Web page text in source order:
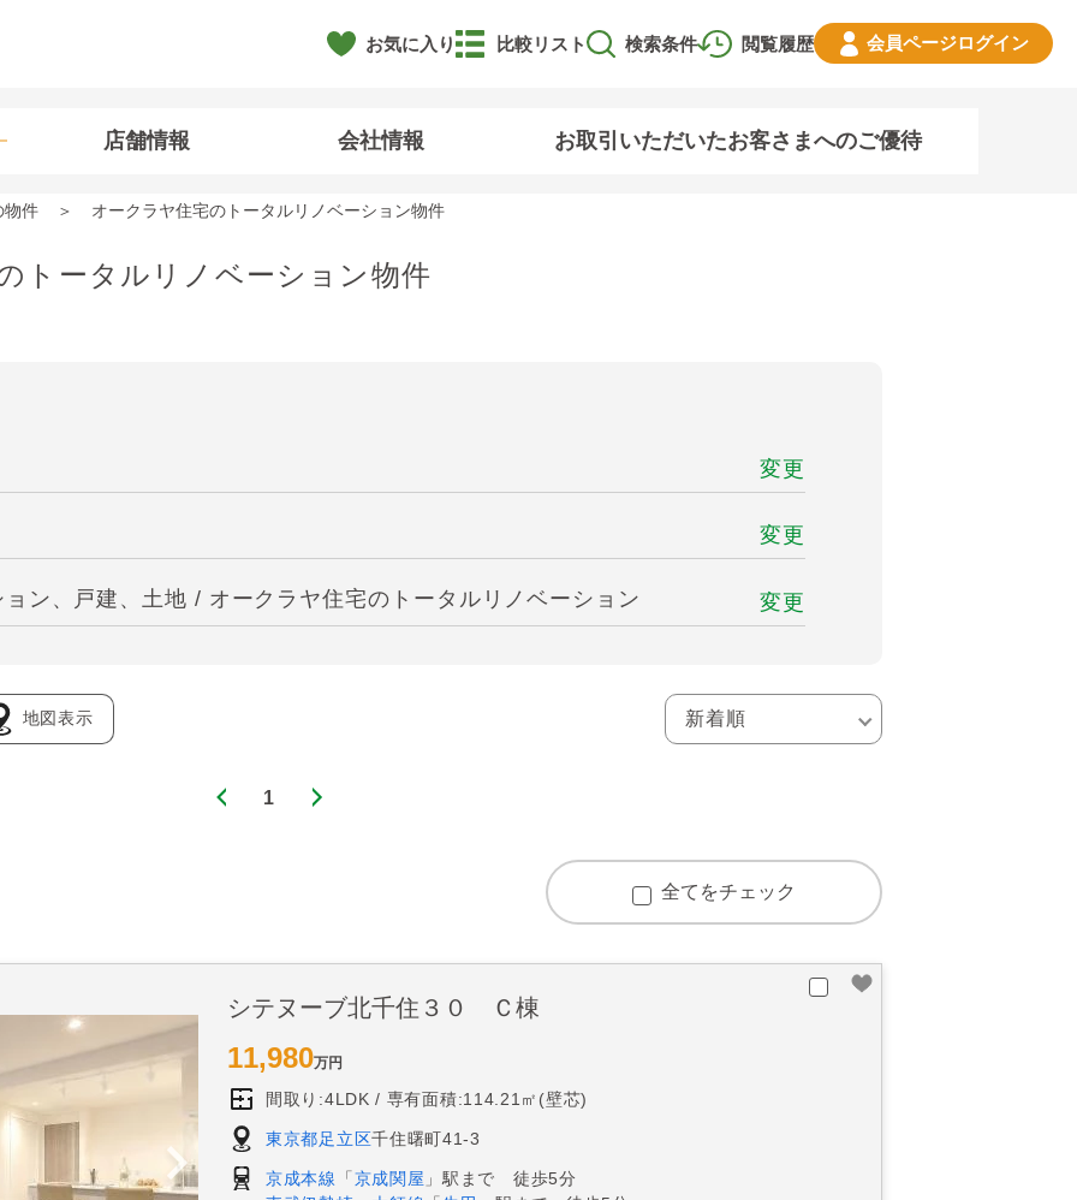
お気に入り 閲覧履歴
比較リスト 検索条件 会員ページログイン
店舗情報 会社情報 お取引いただいたお客さまへのご優待
物件 オークラヤ住宅のトータルリノベーション物件
トータルリノベーション物件
変更
変更
ン、戸建、土地 / オークラヤ住宅のトータルリノベーション 変更
地図表示
1
全てをチェック
シテヌーブ北千住３０ Ｃ棟
11,980万円
間取り:4LDK 専有面積:114.21㎡(壁芯)
東京都足立区千住曙町41-3
京成本線 「 京成関屋 」駅まで 徒歩5分